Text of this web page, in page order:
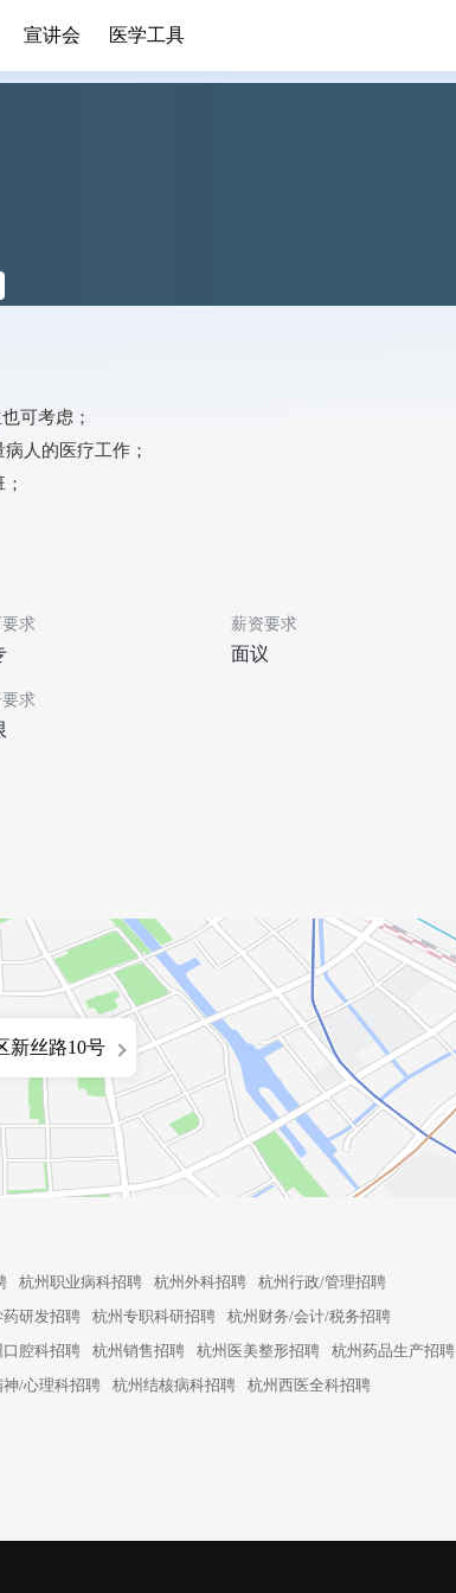
宣讲会 医学工具
可考虑；
人的医疗工作；
求 薪资要求
面议
求
新丝路10号
杭州职业病科招聘 杭州外科招聘
杭州行政/管理招聘
研发招聘 杭州专职科研招聘
杭州财务/会计/税务招聘
口腔科招聘 杭州销售招聘 杭州医美整形招聘
杭州药品生产招聘
神/心理科招聘 杭州结核病科招聘
杭州西医全科招聘